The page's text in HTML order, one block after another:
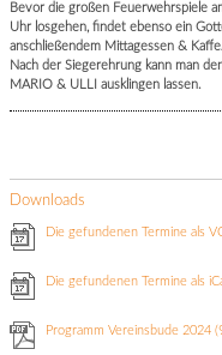
Bevor die großen Feuerwehrspiele
Uhr losgehen, findet ebenso ein
anschließendem Mittagessen &
Nach der Siegerehrung kann man
MARIO & ULLI ausklingen lassen.
Downloads
Die gefundenen Termine als
Die gefundenen Termine als
Programm Vereinsbude 2024